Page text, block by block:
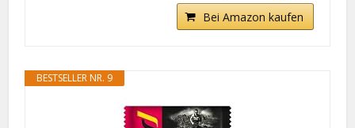
Bei Amazon kaufen
BESTSELLER NR. 9